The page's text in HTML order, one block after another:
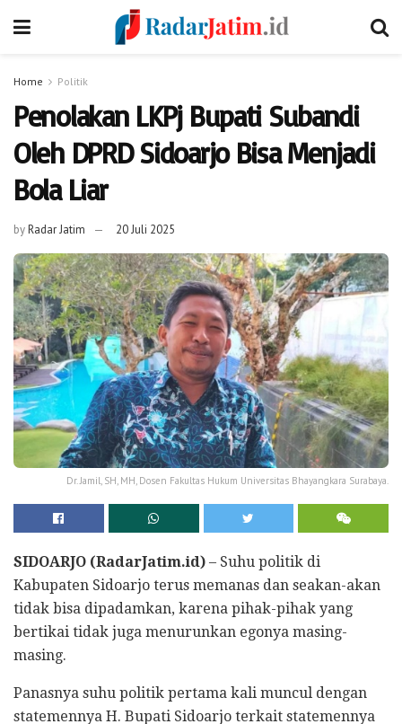
Home Politik
Penolakan LKPj Bupati Subandi
Oleh DPRD Sidoarjo Bisa Menjadi
Bola Liar
byRadar Jatim 20 Juli 2025
Dr. Jamil, SH, MH, Dosen Fakultas Hukum Universitas Bhayangkara Surabaya.
SIDOARJO (RadarJatim.id) – Suhu politik di
Kabupaten Sidoarjo terus memanas dan seakan-akan
tidak bisa dipadamkan, karena pihak-pihak yang
bertikai tidak juga menurunkan egonya masing-
masing.
Panasnya suhu politik pertama kali muncul dengan
statemennya H. Bupati Sidoarjo terkait statemennya